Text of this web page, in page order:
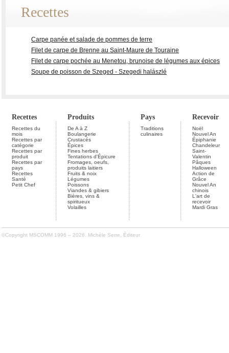
Recettes
Carpe panée et salade de pommes de terre
Filet de carpe de Brenne au Saint-Maure de Touraine
Filet de carpe pochée au Menetou, brunoise de légumes aux épices
Soupe de poisson de Szeged - Szegedi halászlé
Recettes Produits Pays Recevoir
Recettes du
mois
Recettes par
catégorie
Recettes par
produit
Recettes par
pays
Recettes
Santé
Petit Chef
De A à Z
Boulangerie
Crustacés
Épices
Fines herbes
Tentations d'Épicure
Fromages, oeufs,
produits laitiers
Fruits & noix
Légumes
Poissons
Viandes & gibiers
Bières, vins &
spiritueux
Volailles
Traditions
culinaires
Noël
Nouvel An
Épiphanie
Chandeleur
Saint-
Valentin
Pâques
Halloween
Action de
Grâce
Nouvel An
chinois
L'art de
recevoir
Mardi Gras
©Copyright MSCOMM 1996 – 2026. Michèle Serre, Éditeur